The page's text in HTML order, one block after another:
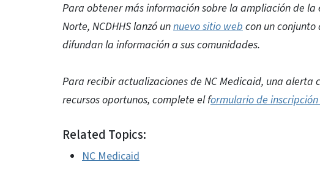
Para obtener más información sobre la ampliación de
Norte, NCDHHS lanzó unnuevo sitio webcon un
difundan la información a sus comunidades.
Para recibir actualizaciones de NC Medicaid, una alerta
recursos oportunos, complete el formulario de
Related Topics:
NC Medicaid